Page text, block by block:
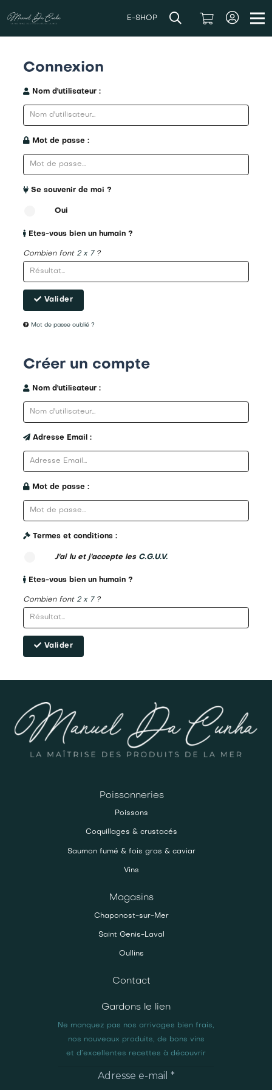
E-SHOP
Connexion
Nom d'utilisateur :
Mot de passe :
Se souvenir de moi ?
Oui
Etes-vous bien un humain ?
Combien font 2 x 7?
Valider
Mot de passe oublié ?
Créer un compte
Nom d'utilisateur :
Adresse Email :
Mot de passe :
Termes et conditions :
J'ai lu et j'accepte les C.G.U.V.
Etes-vous bien un humain ?
Combien font 2 x 7?
Valider
Poissonneries
Poissons
Coquillages & crustacés
Saumon fumé & fois gras & caviar
Vins
Magasins
Chaponost-sur-Mer
Saint Genis-Laval
Oullins
Contact
Gardons le lien
Ne manquez pas nos arrivages bien frais,
nos nouveaux produits, de bons vins
et d’excellentes recettes à découvrir